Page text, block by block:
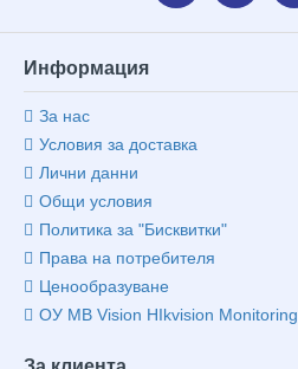
Информация
За нас
Условия за доставка
Лични данни
Общи условия
Политика за "Бисквитки"
Права на потребителя
Ценообразуване
ОУ MB Vision HIkvision Monitoring